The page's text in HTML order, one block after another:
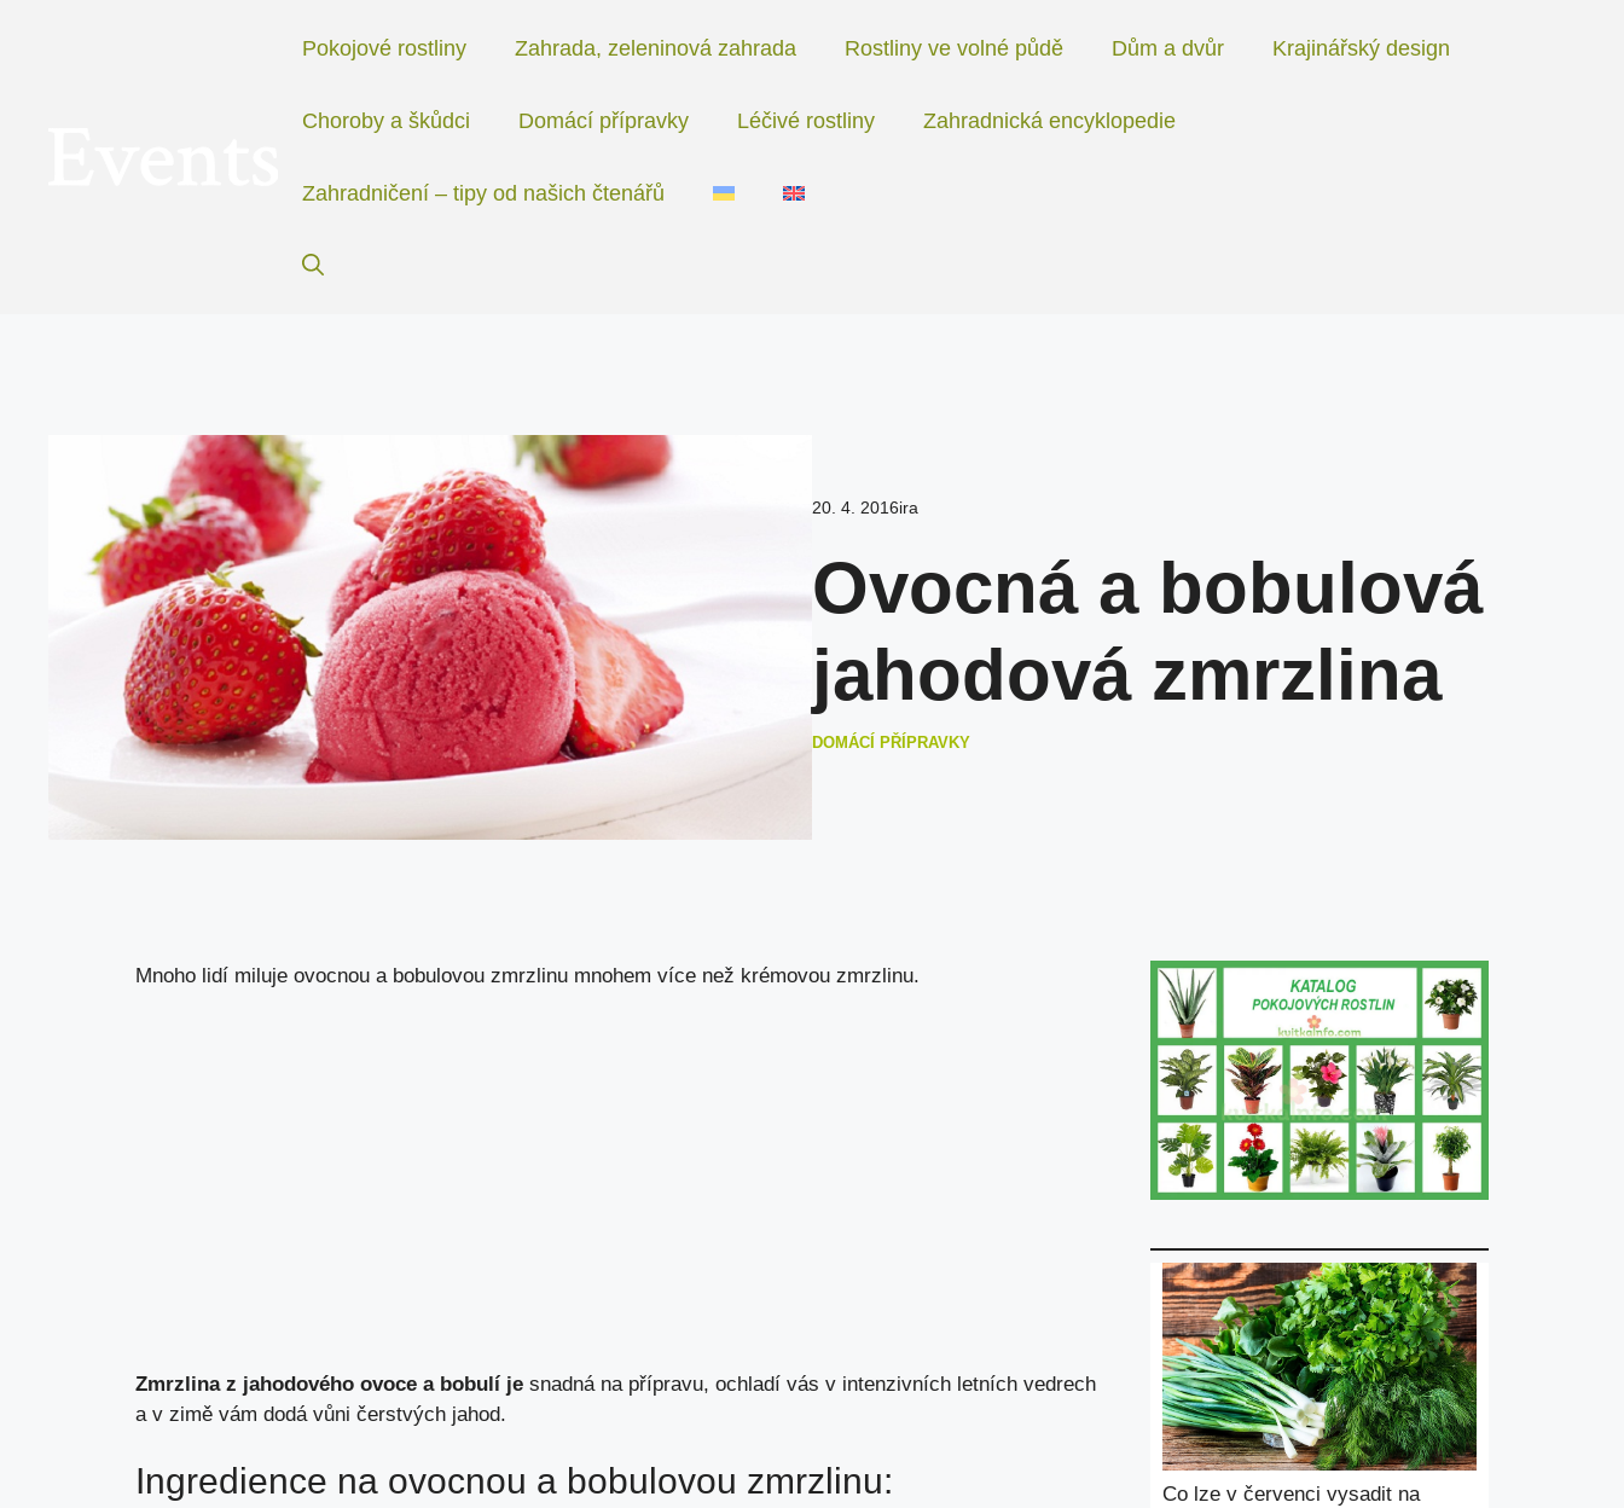
Pokojové rostliny Zahrada, zeleninová zahrada Rostliny ve volné půdě Dům a dvůr Krajinářský design
Choroby a škůdci Domácí přípravky Léčivé rostliny Zahradnická encyklopedie
Zahradničení – tipy od našich čtenářů
20. 4. 2016ira
Ovocná a bobulová
jahodová zmrzlina
DOMÁCÍ PŘÍPRAVKY
Mnoho lidí miluje ovocnou a bobulovou zmrzlinu mnohem více než krémovou zmrzlinu.
Zmrzlina z jahodového ovoce a bobulí je snadná na přípravu, ochladí vás v intenzivních letních vedrech
a v zimě vám dodá vůni čerstvých jahod.
Ingredience na ovocnou a bobulovou zmrzlinu:
Co lze v červenci vysadit na